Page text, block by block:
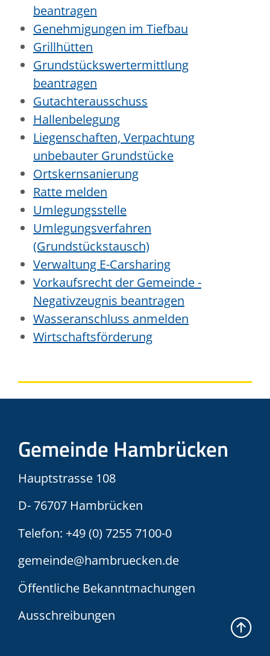
beantragen
Genehmigungen im Tiefbau
Grillhütten
Grundstückswertermittlung
beantragen
Gutachterausschuss
Hallenbelegung
Liegenschaften, Verpachtung
unbebauter Grundstücke
Ortskernsanierung
Ratte melden
Umlegungsstelle
Umlegungsverfahren
(Grundstückstausch)
Verwaltung E-Carsharing
Vorkaufsrecht der Gemeinde -
Negativzeugnis beantragen
Wasseranschluss anmelden
Wirtschaftsförderung
Gemeinde Hambrücken
Hauptstrasse 108
D- 76707 Hambrücken
Telefon: +49 (0) 7255 7100-0
gemeinde@hambruecken.de
Öffentliche Bekanntmachungen
Ausschreibungen